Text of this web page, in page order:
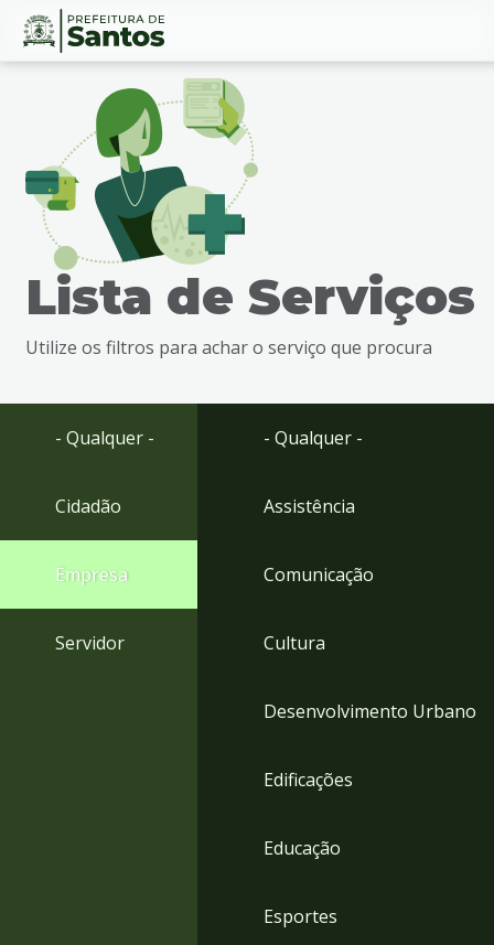
Ir
busca
Ir
Conteúdo
Lista de Serviços
Utilize os filtros para achar o serviço que procura
- Qualquer -
Cidadão
Empresa
Servidor
- Qualquer -
Assistência
Comunicação
Cultura
Desenvolvimento Urbano
Edificações
Educação
Esportes